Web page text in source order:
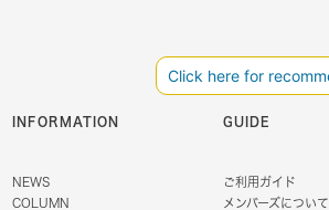
INFORMATION
NEWS
COLUMN
GUIDE
ご利用ガイド
メンバーズについて